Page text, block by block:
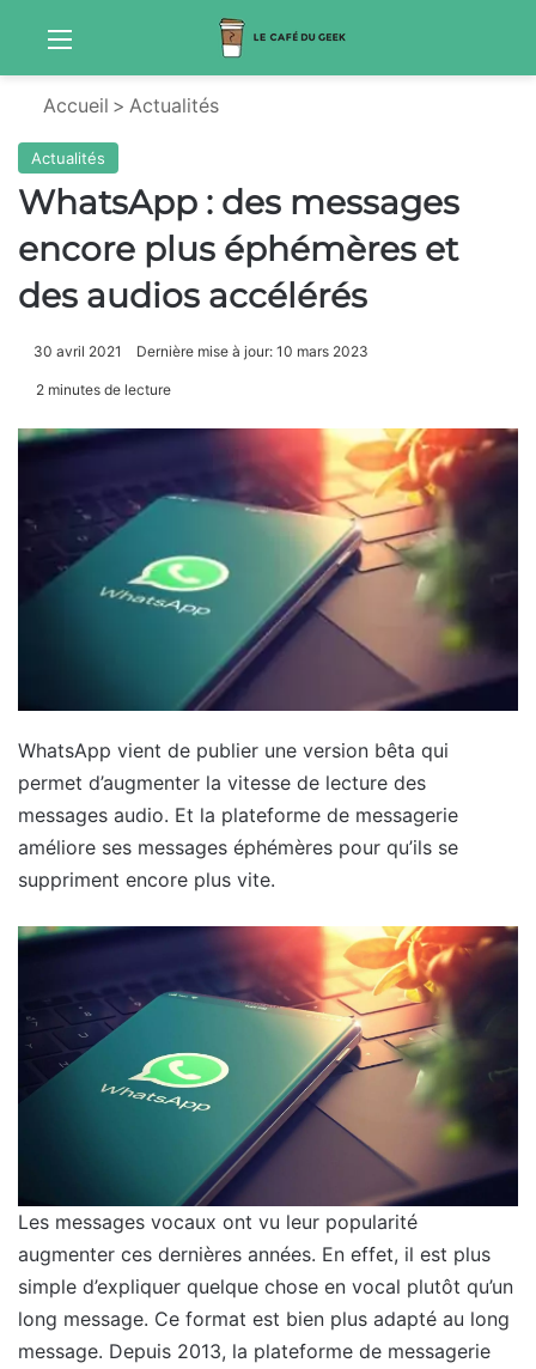
Menu
Accueil > Actualités
Actualités
WhatsApp : des messages
encore plus éphémères et
des audios accélérés
30 avril 2021 Dernière mise à jour: 10 mars 2023
2 minutes de lecture
WhatsApp vient de publier une version bêta qui
permet d’augmenter la vitesse de lecture des
messages audio. Et la plateforme de messagerie
améliore ses messages éphémères pour qu’ils se
suppriment encore plus vite.
Les messages vocaux ont vu leur popularité
augmenter ces dernières années. En effet, il est plus
simple d’expliquer quelque chose en vocal plutôt qu’un
long message. Ce format est bien plus adapté au long
message. Depuis 2013, la plateforme de messagerie